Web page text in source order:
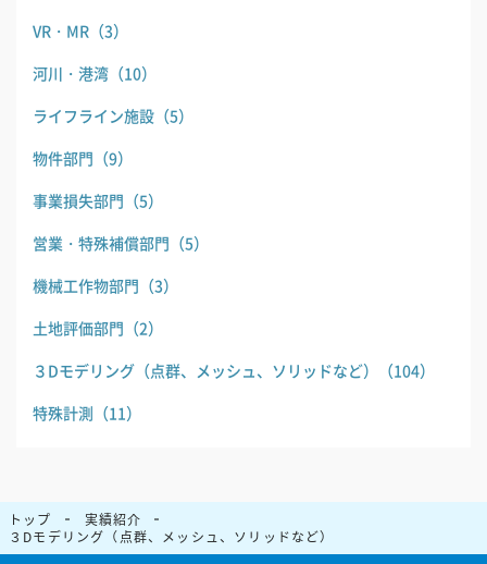
VR・MR （3）
河川・港湾 （10）
ライフライン施設 （5）
物件部門 （9）
事業損失部門 （5）
営業・特殊補償部門 （5）
機械工作物部門 （3）
土地評価部門 （2）
３Dモデリング（点群、メッシュ、ソリッドなど）
（104）
特殊計測 （11）
トップ
実績紹介
３Dモデリング（点群、メッシュ、ソリッドなど）